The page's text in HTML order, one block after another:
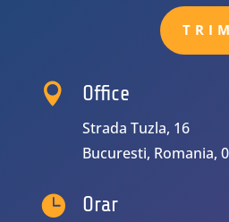
 Office
Strada Tuzla, 16
Bucuresti, Romania,
 Orar